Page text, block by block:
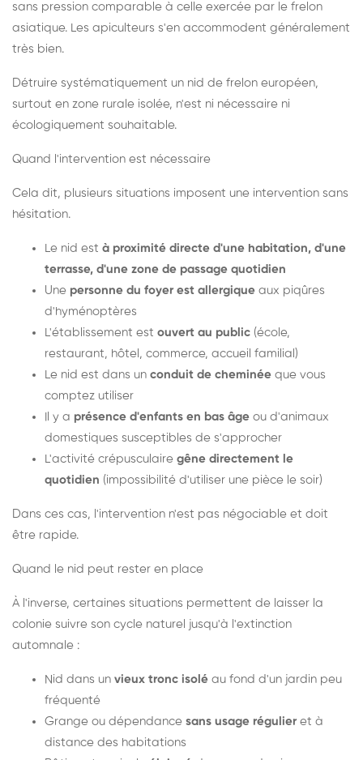
sans pression comparable à celle exercée par le frelon
asiatique. Les apiculteurs s'en accommodent généralement
très bien.
Détruire systématiquement un nid de frelon européen,
surtout en zone rurale isolée, n'est ni nécessaire ni
écologiquement souhaitable.
Quand l'intervention est nécessaire
Cela dit, plusieurs situations imposent une intervention sans
hésitation.
Le nid est à proximité directe d'une habitation, d'une
terrasse, d'une zone de passage quotidien
Une personne du foyer est allergique aux piqûres
d'hyménoptères
L'établissement est ouvert au public (école,
restaurant, hôtel, commerce, accueil familial)
Le nid est dans un conduit de cheminée que vous
comptez utiliser
Il y a présence d'enfants en bas âge ou d'animaux
domestiques susceptibles de s'approcher
L'activité crépusculaire gêne directement le
quotidien (impossibilité d'utiliser une pièce le soir)
Dans ces cas, l'intervention n'est pas négociable et doit
être rapide.
Quand le nid peut rester en place
À l'inverse, certaines situations permettent de laisser la
colonie suivre son cycle naturel jusqu'à l'extinction
automnale :
Nid dans un vieux tronc isolé au fond d'un jardin peu
fréquenté
Grange ou dépendance sans usage régulier et à
distance des habitations